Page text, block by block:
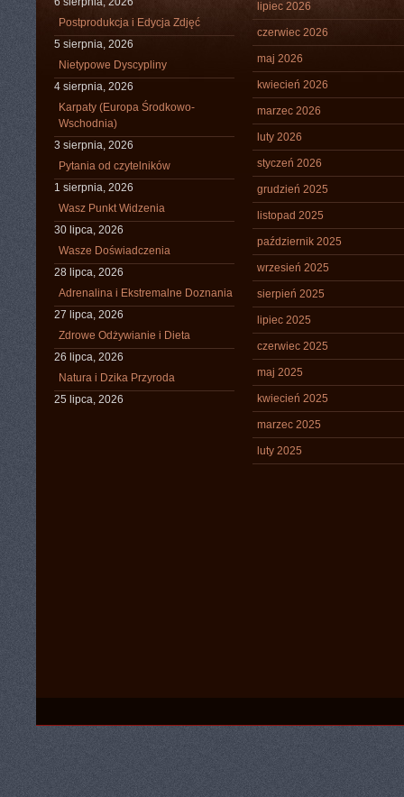
Postprodukcja i Edycja Zdjęć
5 sierpnia, 2026
Nietypowe Dyscypliny
4 sierpnia, 2026
Karpaty (Europa Środkowo-
Wschodnia)
3 sierpnia, 2026
Pytania od czytelników
1 sierpnia, 2026
Wasz Punkt Widzenia
30 lipca, 2026
Wasze Doświadczenia
28 lipca, 2026
Adrenalina i Ekstremalne Doznania
27 lipca, 2026
Zdrowe Odżywianie i Dieta
26 lipca, 2026
Natura i Dzika Przyroda
25 lipca, 2026
lipiec 2026
czerwiec 2026
maj 2026
kwiecień 2026
marzec 2026
luty 2026
styczeń 2026
grudzień 2025
listopad 2025
październik 2025
wrzesień 2025
sierpień 2025
lipiec 2025
czerwiec 2025
maj 2025
kwiecień 2025
marzec 2025
luty 2025